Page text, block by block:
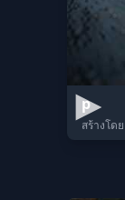
p
สร้างโด